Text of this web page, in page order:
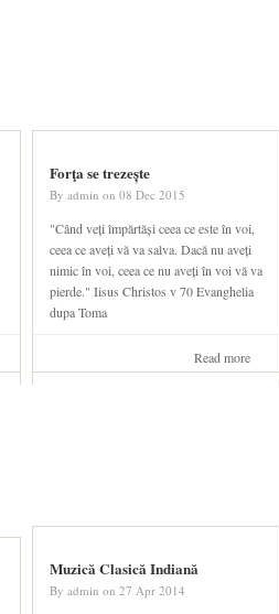
La
a
Forţa se trezește
By admin on 08 Dec 2015
"Când veți împărtăși ceea ce este în voi,
ceea ce aveți vă va salva. Dacă nu aveți
nimic în voi, ceea ce nu aveți în voi vă va
pierde." Iisus Christos v 70 Evanghelia
dupa Toma
Read moreabout
Forţa
Muzică Clasică Indiană
By admin on 27 Apr 2014